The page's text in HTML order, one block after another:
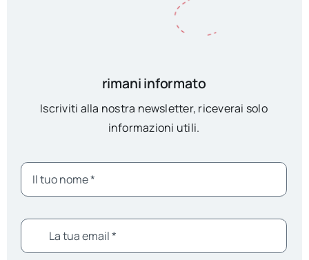
rimani informato
Iscriviti alla nostra newsletter, riceverai solo
informazioni utili.